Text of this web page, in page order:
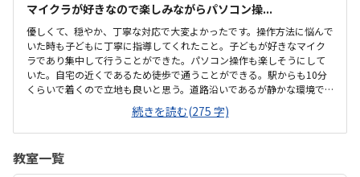
マイクラが好きなので楽しみながらパソコン操...
優しくて、穏やか、丁寧な対応で大変よかったです。操作方法に悩んで
いた時も子どもに丁寧に指導してくれたこと。子どもが好きなマイク
ラであり集中して行うことができた。パソコン操作も楽しそうにして
いた。自宅の近くであるため徒歩で通うことができる。駅からも10分
くらいで着くので立地も良いと思う。道路沿いであるが静かな環境で
子どもも落ち着いて集中して授業を受けることができた。プログラミ
ングは高いイメージですが、月2回ということもあり、お手頃に通いや
すい金額であると思った。子どもが発言したことを肯定する姿勢で関
続きを読む(275 字)
教室一覧